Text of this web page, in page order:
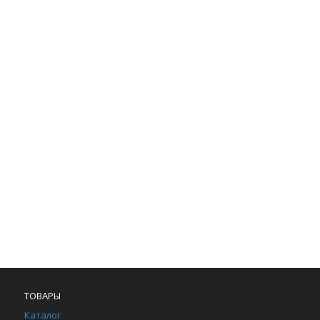
ТОВАРЫ
Каталог